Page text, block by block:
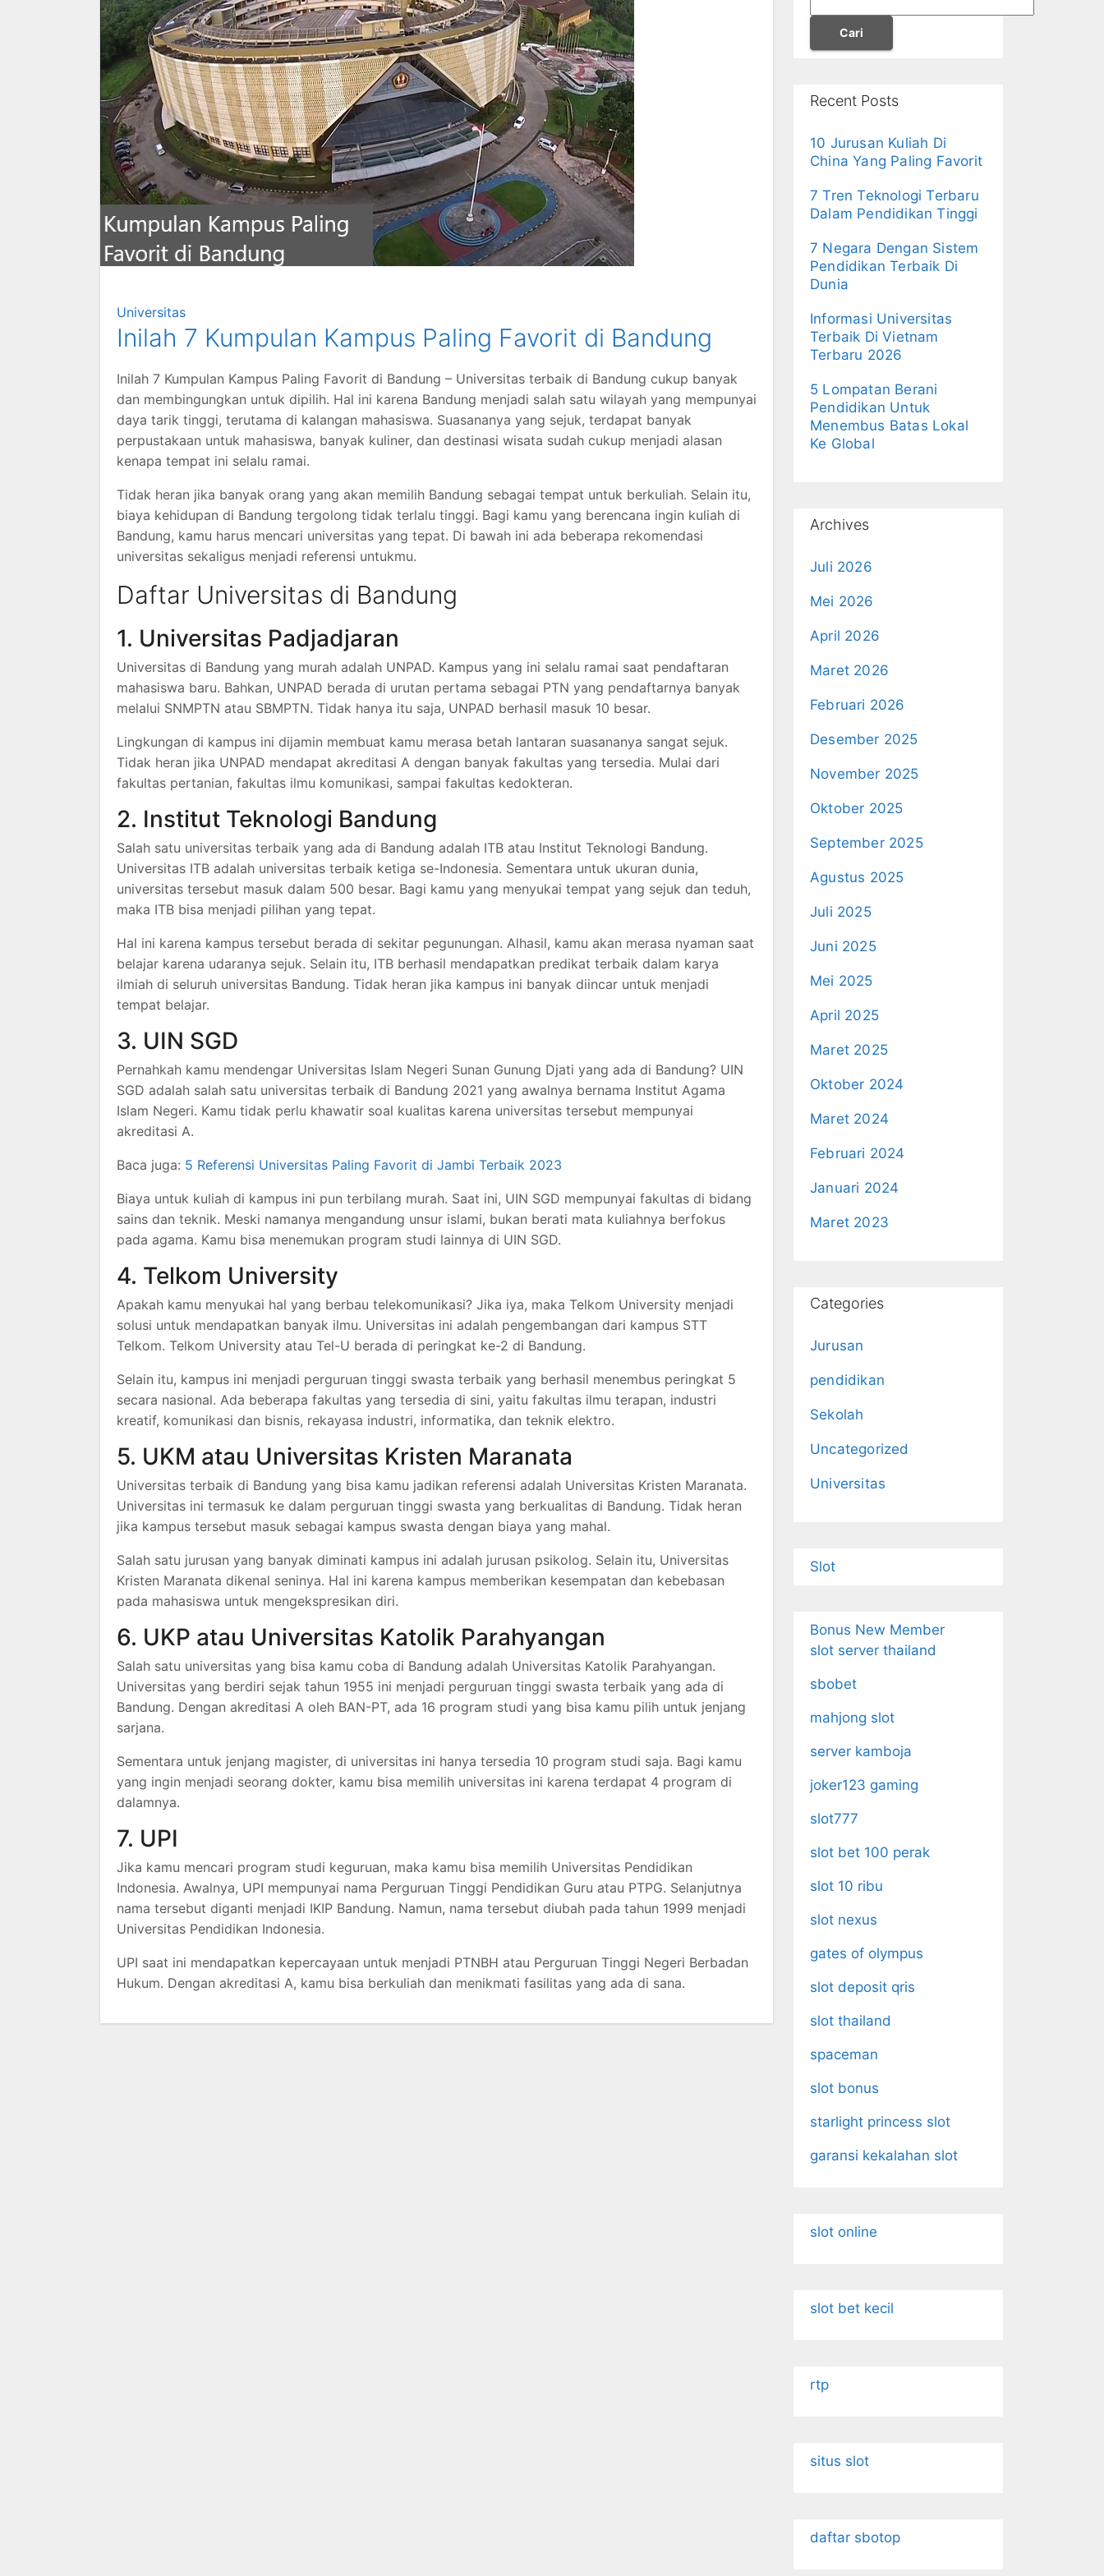
Universitas
Inilah 7 Kumpulan Kampus Paling Favorit di Bandung
Inilah 7 Kumpulan Kampus Paling Favorit di Bandung – Universitas terbaik di Bandung cukup banyak
dan membingungkan untuk dipilih. Hal ini karena Bandung menjadi salah satu wilayah yang mempunyai
daya tarik tinggi, terutama di kalangan mahasiswa. Suasananya yang sejuk, terdapat banyak
perpustakaan untuk mahasiswa, banyak kuliner, dan destinasi wisata sudah cukup menjadi alasan
kenapa tempat ini selalu ramai.
Tidak heran jika banyak orang yang akan memilih Bandung sebagai tempat untuk berkuliah. Selain itu,
biaya kehidupan di Bandung tergolong tidak terlalu tinggi. Bagi kamu yang berencana ingin kuliah di
Bandung, kamu harus mencari universitas yang tepat. Di bawah ini ada beberapa rekomendasi
universitas sekaligus menjadi referensi untukmu.
Daftar Universitas di Bandung
1. Universitas Padjadjaran
Universitas di Bandung yang murah adalah UNPAD. Kampus yang ini selalu ramai saat pendaftaran
mahasiswa baru. Bahkan, UNPAD berada di urutan pertama sebagai PTN yang pendaftarnya banyak
melalui SNMPTN atau SBMPTN. Tidak hanya itu saja, UNPAD berhasil masuk 10 besar.
Lingkungan di kampus ini dijamin membuat kamu merasa betah lantaran suasananya sangat sejuk.
Tidak heran jika UNPAD mendapat akreditasi A dengan banyak fakultas yang tersedia. Mulai dari
fakultas pertanian, fakultas ilmu komunikasi, sampai fakultas kedokteran.
2. Institut Teknologi Bandung
Salah satu universitas terbaik yang ada di Bandung adalah ITB atau Institut Teknologi Bandung.
Universitas ITB adalah universitas terbaik ketiga se-Indonesia. Sementara untuk ukuran dunia,
universitas tersebut masuk dalam 500 besar. Bagi kamu yang menyukai tempat yang sejuk dan teduh,
maka ITB bisa menjadi pilihan yang tepat.
Hal ini karena kampus tersebut berada di sekitar pegunungan. Alhasil, kamu akan merasa nyaman saat
belajar karena udaranya sejuk. Selain itu, ITB berhasil mendapatkan predikat terbaik dalam karya
ilmiah di seluruh universitas Bandung. Tidak heran jika kampus ini banyak diincar untuk menjadi
tempat belajar.
3. UIN SGD
Pernahkah kamu mendengar Universitas Islam Negeri Sunan Gunung Djati yang ada di Bandung? UIN
SGD adalah salah satu universitas terbaik di Bandung 2021 yang awalnya bernama Institut Agama
Islam Negeri. Kamu tidak perlu khawatir soal kualitas karena universitas tersebut mempunyai
akreditasi A.
Baca juga: 5 Referensi Universitas Paling Favorit di Jambi Terbaik 2023
Biaya untuk kuliah di kampus ini pun terbilang murah. Saat ini, UIN SGD mempunyai fakultas di bidang
sains dan teknik. Meski namanya mengandung unsur islami, bukan berati mata kuliahnya berfokus
pada agama. Kamu bisa menemukan program studi lainnya di UIN SGD.
4. Telkom University
Apakah kamu menyukai hal yang berbau telekomunikasi? Jika iya, maka Telkom University menjadi
solusi untuk mendapatkan banyak ilmu. Universitas ini adalah pengembangan dari kampus STT
Telkom. Telkom University atau Tel-U berada di peringkat ke-2 di Bandung.
Selain itu, kampus ini menjadi perguruan tinggi swasta terbaik yang berhasil menembus peringkat 5
secara nasional. Ada beberapa fakultas yang tersedia di sini, yaitu fakultas ilmu terapan, industri
kreatif, komunikasi dan bisnis, rekayasa industri, informatika, dan teknik elektro.
5. UKM atau Universitas Kristen Maranata
Universitas terbaik di Bandung yang bisa kamu jadikan referensi adalah Universitas Kristen Maranata.
Universitas ini termasuk ke dalam perguruan tinggi swasta yang berkualitas di Bandung. Tidak heran
jika kampus tersebut masuk sebagai kampus swasta dengan biaya yang mahal.
Salah satu jurusan yang banyak diminati kampus ini adalah jurusan psikolog. Selain itu, Universitas
Kristen Maranata dikenal seninya. Hal ini karena kampus memberikan kesempatan dan kebebasan
pada mahasiswa untuk mengekspresikan diri.
6. UKP atau Universitas Katolik Parahyangan
Salah satu universitas yang bisa kamu coba di Bandung adalah Universitas Katolik Parahyangan.
Universitas yang berdiri sejak tahun 1955 ini menjadi perguruan tinggi swasta terbaik yang ada di
Bandung. Dengan akreditasi A oleh BAN-PT, ada 16 program studi yang bisa kamu pilih untuk jenjang
sarjana.
Sementara untuk jenjang magister, di universitas ini hanya tersedia 10 program studi saja. Bagi kamu
yang ingin menjadi seorang dokter, kamu bisa memilih universitas ini karena terdapat 4 program di
dalamnya.
7. UPI
Jika kamu mencari program studi keguruan, maka kamu bisa memilih Universitas Pendidikan
Indonesia. Awalnya, UPI mempunyai nama Perguruan Tinggi Pendidikan Guru atau PTPG. Selanjutnya
nama tersebut diganti menjadi IKIP Bandung. Namun, nama tersebut diubah pada tahun 1999 menjadi
Universitas Pendidikan Indonesia.
UPI saat ini mendapatkan kepercayaan untuk menjadi PTNBH atau Perguruan Tinggi Negeri Berbadan
Hukum. Dengan akreditasi A, kamu bisa berkuliah dan menikmati fasilitas yang ada di sana.
Cari
Recent Posts
10 Jurusan Kuliah Di
China Yang Paling Favorit
7 Tren Teknologi Terbaru
Dalam Pendidikan Tinggi
7 Negara Dengan Sistem
Pendidikan Terbaik Di
Dunia
Informasi Universitas
Terbaik Di Vietnam
Terbaru 2026
5 Lompatan Berani
Pendidikan Untuk
Menembus Batas Lokal
Ke Global
Archives
Juli 2026
Mei 2026
April 2026
Maret 2026
Februari 2026
Desember 2025
November 2025
Oktober 2025
September 2025
Agustus 2025
Juli 2025
Juni 2025
Mei 2025
April 2025
Maret 2025
Oktober 2024
Maret 2024
Februari 2024
Januari 2024
Maret 2023
Categories
Jurusan
pendidikan
Sekolah
Uncategorized
Universitas
Slot
Bonus New Member
slot server thailand
sbobet
mahjong slot
server kamboja
joker123 gaming
slot777
slot bet 100 perak
slot 10 ribu
slot nexus
gates of olympus
slot deposit qris
slot thailand
spaceman
slot bonus
starlight princess slot
garansi kekalahan slot
slot online
slot bet kecil
rtp
situs slot
daftar sbotop